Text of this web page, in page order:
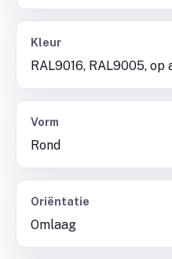
Kleur
RAL9016, RAL9005, op
Vorm
Rond
Oriëntatie
Omlaag